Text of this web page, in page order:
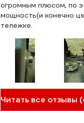
огромным плюсом, по
мощность(и конечно
тележке.
Читать все отзывы